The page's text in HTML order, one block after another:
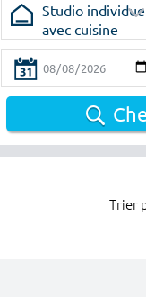
Studio
avec cuisine
Trier